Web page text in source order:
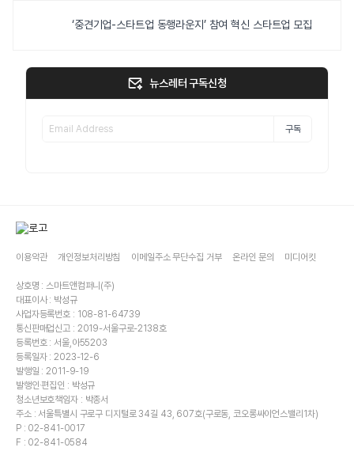
‘중견기업-스타트업 동행라운지’ 참여 혁신 스타트업 모집
뉴스레터 구독신청
구독
이용약관 개인정보처리방침 이메일주소 무단수집 거부 온라인 문의 미디어킷
상호명 : 스마트앤컴퍼니(주)
대표이사 : 박성규
사업자등록번호 : 108-81-64739
통신판매업신고 : 2019-서울구로-2138호
등록번호 : 서울,아55203
등록일자 : 2023-12-6
발행일 : 2011-9-19
발행인·편집인 : 박성규
청소년보호책임자 : 박종서
주소 : 서울특별시 구로구 디지털로 34길 43, 607호(구로동, 코오롱싸이언스밸리1차)
P : 02-841-0017
F : 02-841-0584